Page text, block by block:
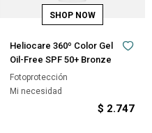
Heliocare 360º Color Gel
Oil-Free SPF 50+ Bronze
Fotoprotección
Mi necesidad
$ 2.747